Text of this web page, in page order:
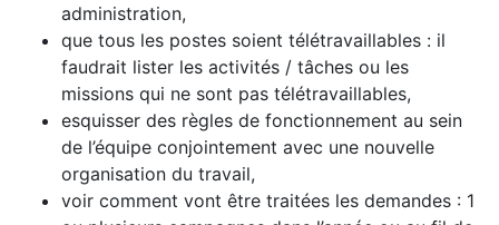
administration,
que tous les postes soient télétravaillables : il
faudrait lister les activités / tâches ou les
missions qui ne sont pas télétravaillables,
esquisser des règles de fonctionnement au sein
de l’équipe conjointement avec une nouvelle
organisation du travail,
voir comment vont être traitées les demandes : 1